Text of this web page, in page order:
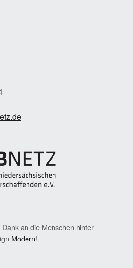
an die Menschen hinter
Modern!